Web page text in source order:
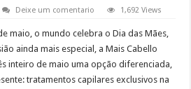
Deixe um comentario 1,692 Views
maio, o mundo celebra o Dia das Mães,
ainda mais especial, a Mais Cabello
inteiro de maio uma opção diferenciada,
tratamentos capilares exclusivos na